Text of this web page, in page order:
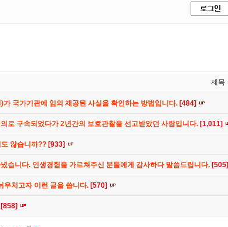
제목
국가기관에 임의 제공된 사실을 확인하는 방법입니다. [484]
로 구속되었다가 2년간의 보호관찰을 선고받았던 사람입니다. [1,011]
않습니까?? [933]
습니다. 인생경험을 가르쳐주신 분들에게 감사하다 말씀드립니다. [505]
우치고자 이런 글을 씁니다. [570]
[858]